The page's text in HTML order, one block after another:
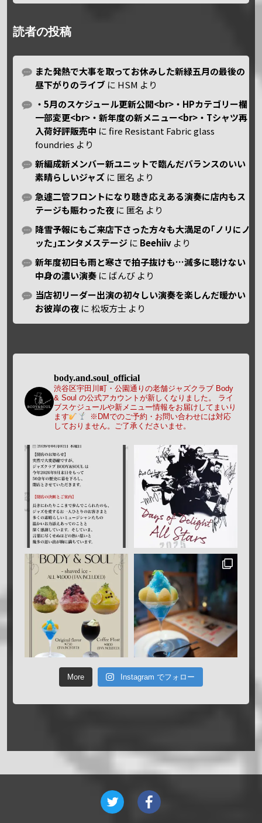
読者の投稿
また発熱で大事を取ってお休みした新緑五月の最後の
昼下がりのライブ に HSM より
・5月のスケジュール更新公開<br>・HPカテゴリー欄
一部変更<br>・新年度の新メニュー<br>・Tシャツ再
入荷好評販売中 にfire Resistant Fabric glass
foundries より
新編成新メンバー新ユニットで臨んだバランスのいい
素晴らしいジャズ に 匿名 より
急遽二管フロントになり聴き応えある演奏に店内もス
テージも賑わった夜 に 匿名 より
降雪予報にもご来店下さった方々も大満足の｢ノリにノ
ッた｣エンタメステージ に Beehiiv より
新年度初日も雨と寒さで拍子抜けも…滅多に聴けない
中身の濃い演奏 に ばんび より
当店初リーダー出演の初々しい演奏を楽しんだ暖かい
お彼岸の夜 に松坂方士 より
body.and.soul_official
渋谷区宇田川町・公園通りの老舗ジャズクラブ Body
& Soul の公式アカウントが新しくなりました。
ライ
ブスケジュールや新メニュー情報をお届けしてまいり
ます
※DMでのご予約・お問い合わせには対応
しておりません。ご了承くださいませ。
More Instagram でフォロー